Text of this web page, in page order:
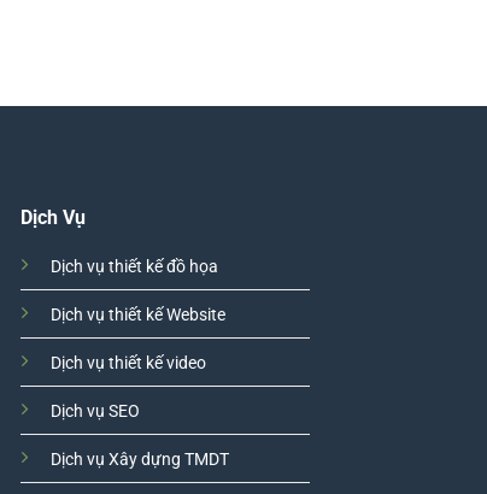
Dịch Vụ
Dịch vụ thiết kế đồ họa
Dịch vụ thiết kế Website
Dịch vụ thiết kế video
Dịch vụ SEO
Dịch vụ Xây dựng TMDT